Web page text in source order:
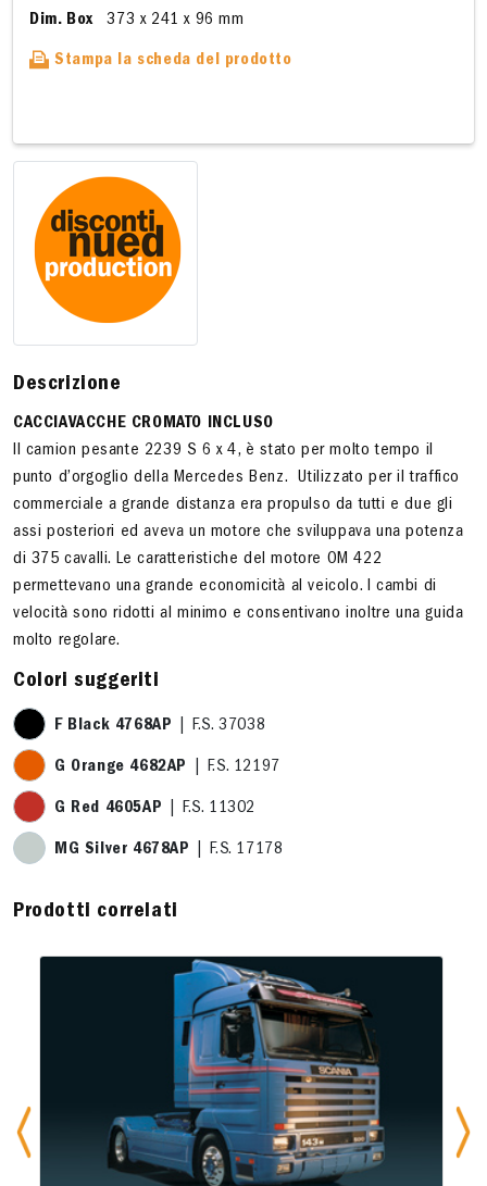
Dim. Box
373 x 241 x 96 mm
Stampa la scheda del prodotto
Descrizione
CACCIAVACCHE CROMATO INCLUSO
Il camion pesante 2239 S 6 x 4, è stato per molto tempo il
punto d’orgoglio della Mercedes Benz. Utilizzato per il traffico
commerciale a grande distanza era propulso da tutti e due gli
assi posteriori ed aveva un motore che sviluppava una potenza
di 375 cavalli. Le caratteristiche del motore OM 422
permettevano una grande economicità al veicolo. I cambi di
velocità sono ridotti al minimo e consentivano inoltre una guida
molto regolare.
Colori suggeriti
F Black 4768AP | F.S. 37038
G Orange 4682AP | F.S. 12197
G Red 4605AP | F.S. 11302
MG Silver 4678AP | F.S. 17178
Prodotti correlati